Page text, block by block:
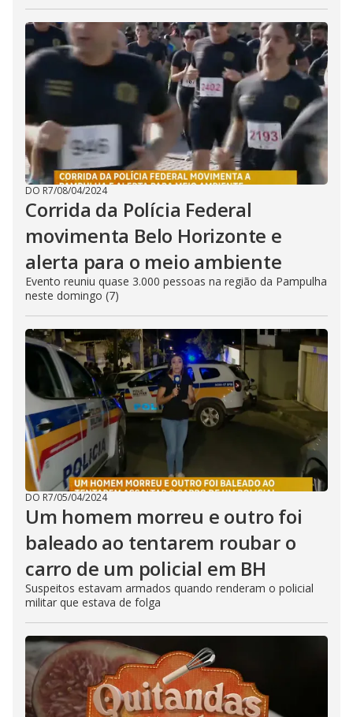
DO R7/08/04/2024
Corrida da Polícia Federal
movimenta Belo Horizonte e
alerta para o meio ambiente
Evento reuniu quase 3.000 pessoas na região da Pampulha
neste domingo (7)
DO R7/05/04/2024
Um homem morreu e outro foi
baleado ao tentarem roubar o
carro de um policial em BH
Suspeitos estavam armados quando renderam o policial
militar que estava de folga